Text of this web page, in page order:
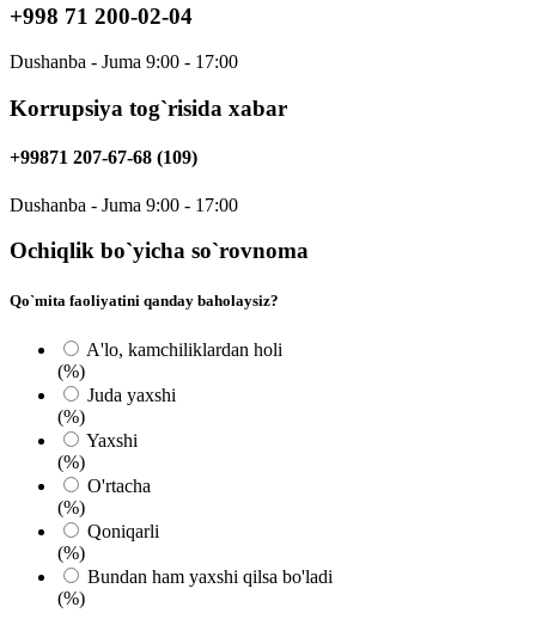
+998 71 200-02-04
Dushanba - Juma 9:00 - 17:00
Korrupsiya tog`risida xabar
+99871 207-67-68 (109)
Dushanba - Juma 9:00 - 17:00
Ochiqlik bo`yicha so`rovnoma
Qo`mita faoliyatini qanday baholaysiz?
A'lo, kamchiliklardan holi
(%)
Juda yaxshi
(%)
Yaxshi
(%)
O'rtacha
(%)
Qoniqarli
(%)
Bundan ham yaxshi qilsa bo'ladi
(%)